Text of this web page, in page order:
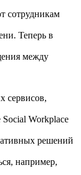
сотрудникам
Теперь в
между
сервисов,
Workplace
решений
например,